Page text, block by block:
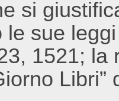
si
sue
1521; la
Libri”